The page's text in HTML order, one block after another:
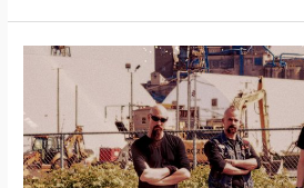
Outlying
Découvrez
la
nouvelle